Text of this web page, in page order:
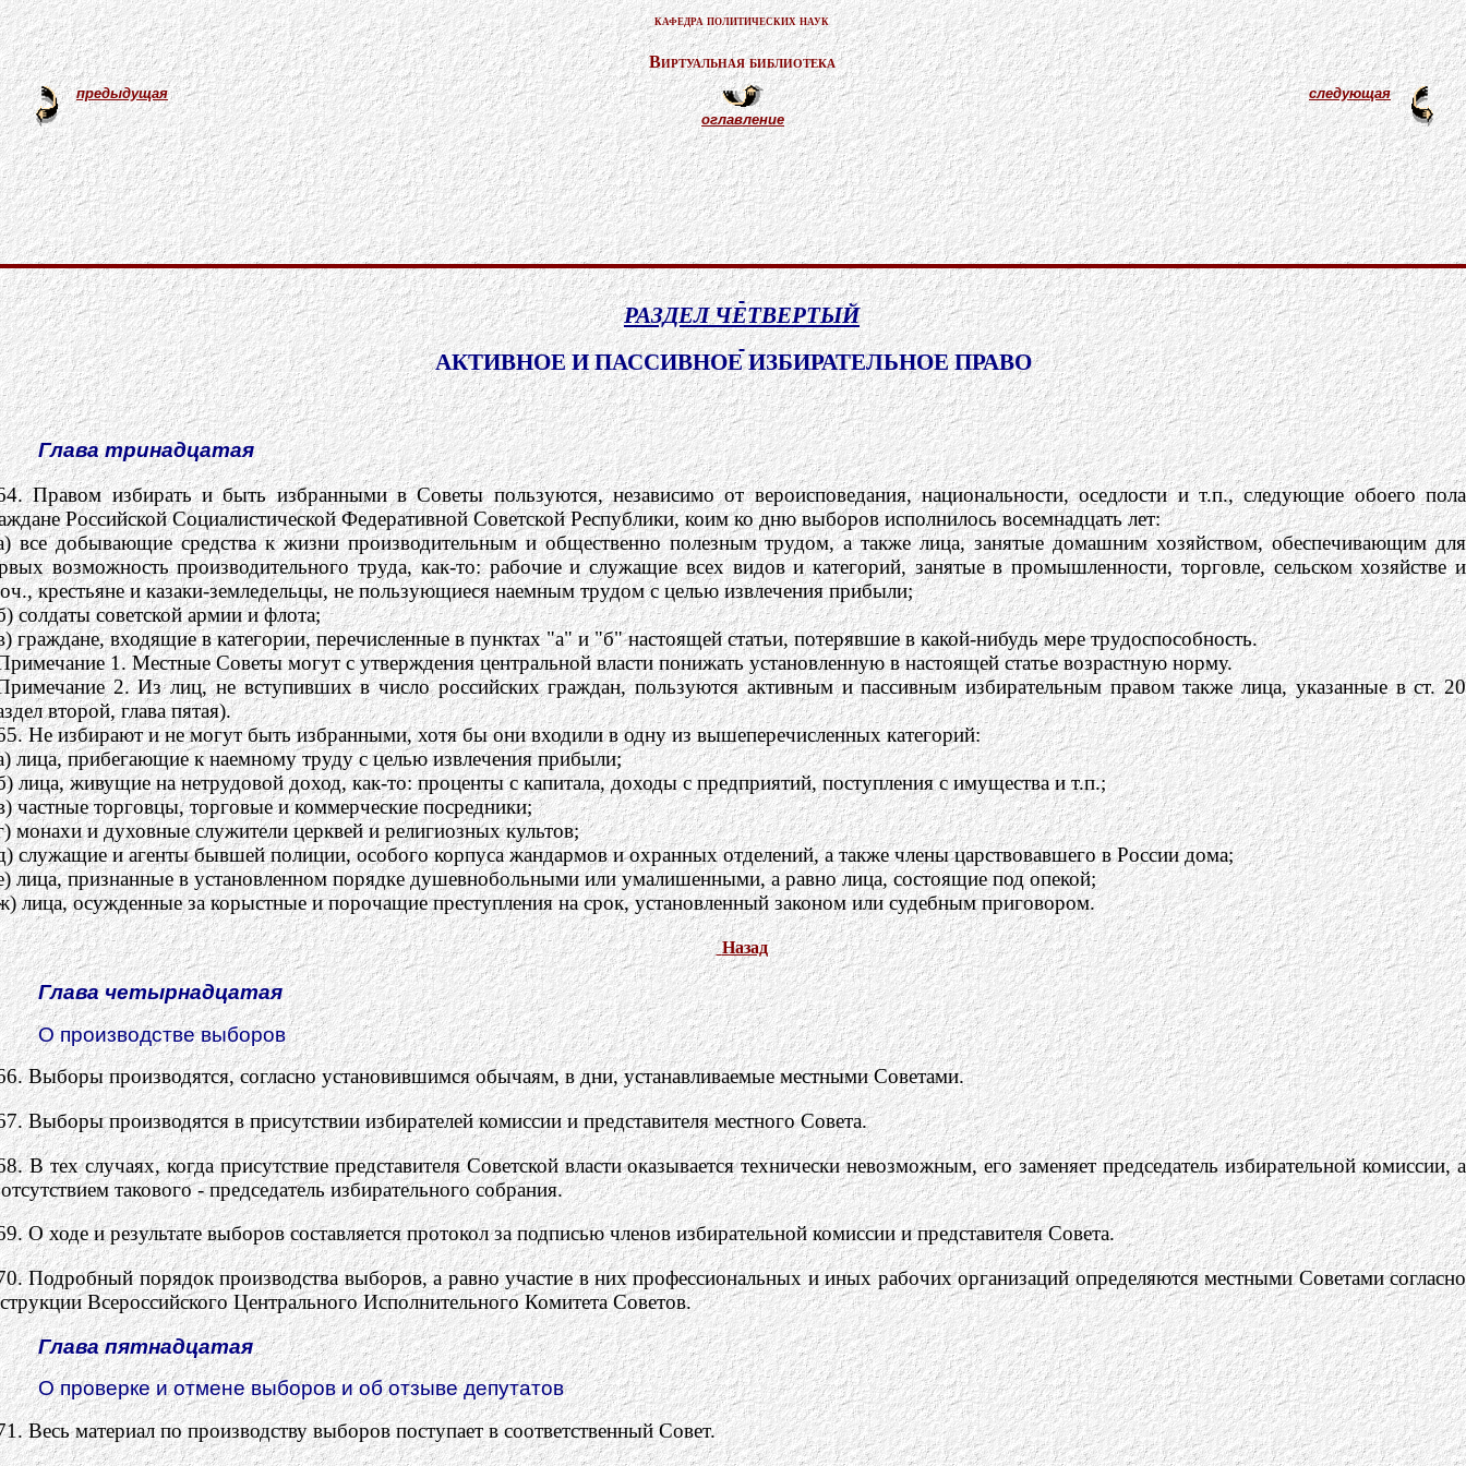
кафедра политических наук
Виртуальная библиотека
предыдущая
следующая
оглавление
РАЗДЕЛ ЧЕТВЕРТЫЙ
АКТИВНОЕ И ПАССИВНОЕ ИЗБИРАТЕЛЬНОЕ ПРАВО
Глава тринадцатая
Правом избирать и быть избранными в Советы пользуются, независимо от вероисповедания, национальности, оседлости и т.п., следующие обоего пола
Российской Социалистической Федеративной Советской Республики, коим ко дню выборов исполнилось восемнадцать лет:
все добывающие средства к жизни производительным и общественно полезным трудом, а также лица, занятые домашним хозяйством, обеспечивающим для
возможность производительного труда, как-то: рабочие и служащие всех видов и категорий, занятые в промышленности, торговле, сельском хозяйстве и
крестьяне и казаки-земледельцы, не пользующиеся наемным трудом с целью извлечения прибыли;
солдаты советской армии и флота;
граждане, входящие в категории, перечисленные в пунктах "а" и "б" настоящей статьи, потерявшие в какой-нибудь мере трудоспособность.
1. Местные Советы могут с утверждения центральной власти понижать установленную в настоящей статье возрастную норму.
2. Из лиц, не вступивших в число российских граждан, пользуются активным и пассивным избирательным правом также лица, указанные в ст. 20
второй, глава пятая).
Не избирают и не могут быть избранными, хотя бы они входили в одну из вышеперечисленных категорий:
лица, прибегающие к наемному труду с целью извлечения прибыли;
лица, живущие на нетрудовой доход, как-то: проценты с капитала, доходы с предприятий, поступления с имущества и т.п.;
частные торговцы, торговые и коммерческие посредники;
монахи и духовные служители церквей и религиозных культов;
служащие и агенты бывшей полиции, особого корпуса жандармов и охранных отделений, а также члены царствовавшего в России дома;
лица, признанные в установленном порядке душевнобольными или умалишенными, а равно лица, состоящие под опекой;
лица, осужденные за корыстные и порочащие преступления на срок, установленный законом или судебным приговором.
Назад
Глава четырнадцатая
О производстве выборов
Выборы производятся, согласно установившимся обычаям, в дни, устанавливаемые местными Советами.
Выборы производятся в присутствии избирателей комиссии и представителя местного Совета.
В тех случаях, когда присутствие представителя Советской власти оказывается технически невозможным, его заменяет председатель избирательной комиссии, а
такового - председатель избирательного собрания.
О ходе и результате выборов составляется протокол за подписью членов избирательной комиссии и представителя Совета.
Подробный порядок производства выборов, а равно участие в них профессиональных и иных рабочих организаций определяются местными Советами согласно
Всероссийского Центрального Исполнительного Комитета Советов.
Глава пятнадцатая
О проверке и отмене выборов и об отзыве депутатов
Весь материал по производству выборов поступает в соответственный Совет.